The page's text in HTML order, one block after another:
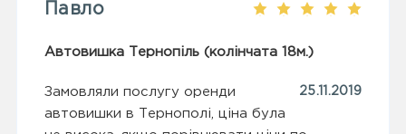
Павло
Автовишка Тернопіль (колінчата 18м.)
25.11.2019
Замовляли послугу оренди
автовишки в Тернополі, ціна була